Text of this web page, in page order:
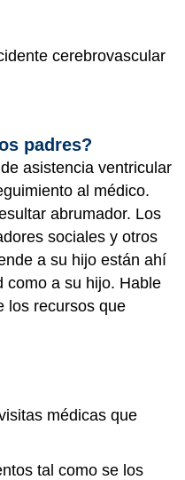
cerebrovascular
padres?
asistencia ventricular
al médico.
abrumador. Los
sociales y otros
a su hijo están ahí
como a su hijo. Hable
los recursos que
médicas que
tal como se los